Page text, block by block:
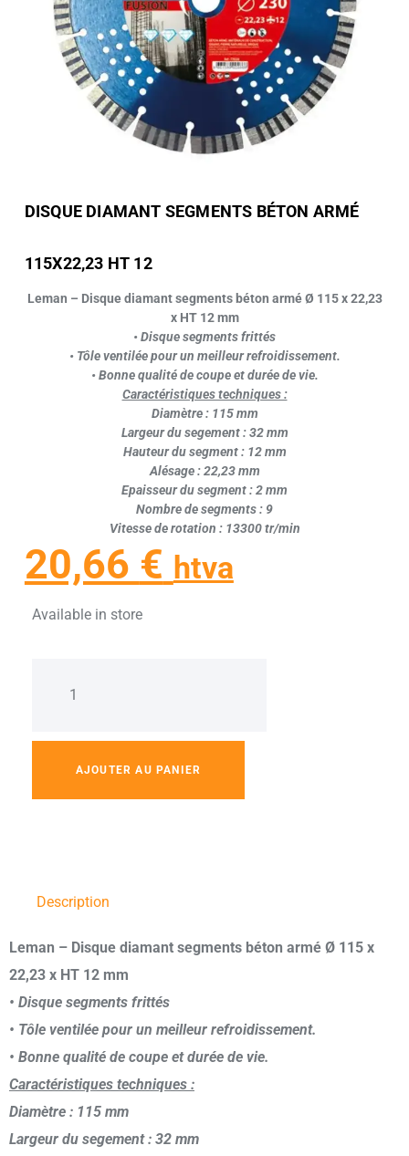
DISQUE DIAMANT SEGMENTS BÉTON ARMÉ
115X22,23 HT 12
Leman – Disque diamant segments béton armé Ø 115 x 22,23
x HT 12 mm
• Disque segments frittés
• Tôle ventilée pour un meilleur refroidissement.
• Bonne qualité de coupe et durée de vie.
Caractéristiques techniques :
Diamètre : 115 mm
Largeur du segement : 32 mm
Hauteur du segment : 12 mm
Alésage : 22,23 mm
Epaisseur du segment : 2 mm
Nombre de segments : 9
Vitesse de rotation : 13300 tr/min
20,66 € htva
Available in store
AJOUTER AU PANIER
Description
Leman – Disque diamant segments béton armé Ø 115 x
22,23 x HT 12 mm
• Disque segments frittés
• Tôle ventilée pour un meilleur refroidissement.
• Bonne qualité de coupe et durée de vie.
Caractéristiques techniques :
Diamètre : 115 mm
Largeur du segement : 32 mm